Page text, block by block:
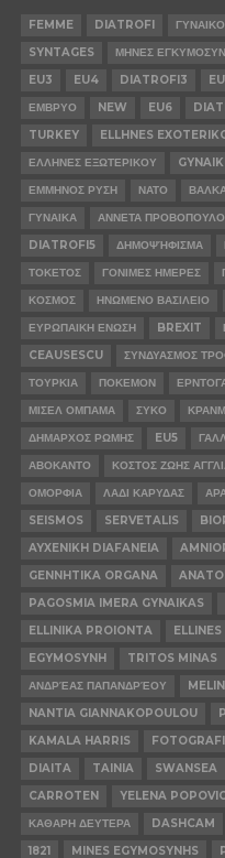
FEMME DIATROFI
SYNTAGES
ΜΗΝΕΣ
EU3
EU4 DIATROFI3
ΕΜΒΡΥΟ
NEW EU6
TURKEY
ELLHNES
ΕΛΛΗΝΕΣ ΕΞΩΤΕΡΙΚΟΥ
ΕΜΜΗΝΟΣ ΡΥΣΗ
ΝΑΤΟ
ΓΥΝΑΙΚΑ
ΑΝΝΕΤΑ
DIATROFI5
ΔΗΜΟΨΉΦΙΣΜΑ
ΤΟΚΕΤΟΣ
ΓΟΝΙΜΕΣ ΗΜΕΡΕΣ
ΚΟΣΜΟΣ
ΗΝΩΜΕΝΟ ΒΑΣΙΛΕΙΟ
ΕΥΡΩΠΑΙΚΗ ΕΝΩΣΗ
BREXIT
CEAUSESCU
ΣΥΝΔΥΑΣΜΟΣ
ΤΟΥΡΚΙΑ
ΠΟΚΕΜΟΝ
ΜΙΣΕΛ ΟΜΠΑΜΑ
ΣΥΚΟ
ΔΗΜΑΡΧΟΣ ΡΩΜΗΣ
EU5
ΑΒΟΚΑΝΤΟ
ΚΟΣΤΟΣ ΖΩΗΣ
ΟΜΟΡΦΙΑ
ΛΑΔΙ ΚΑΡΥΔΑΣ
SEISMOS
SERVETALIS
AYXENIKH DIAFANEIA
GENNHTIKA ORGANA
PAGOSMIA IMERA GYNAIKAS
ELLINIKA PROIONTA
EGYMOSYNH
TRITOS MINAS
ΑΝΔΡΈΑΣ ΠΑΠΑΝΔΡΈΟΥ
NANTIA GIANNAKOPOULOU
KAMALA HARRIS
DIAITA
TAINIA SWANSEA
CARROTEN
YELENA POPOVIC
ΚΑΘΑΡΗ ΔΕΥΤΕΡΑ
DASHCAM
1821
MINES EGYMOSYNHS